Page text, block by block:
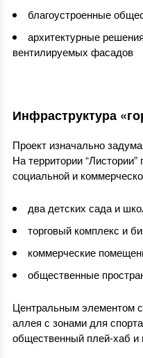
благоустроенные
архитектурные
вентилируемых фасадов
Инфраструктура
Проект изначально
На территории
социальной и
два детских сада и
торговый комплекс и
коммерческие
общественные
Центральным элементом
аллея с зонами для
общественный плей-хаб